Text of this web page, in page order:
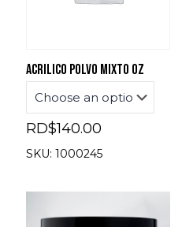
Acrilico polvo mixto oz
RD$140.00
SKU: 1000245